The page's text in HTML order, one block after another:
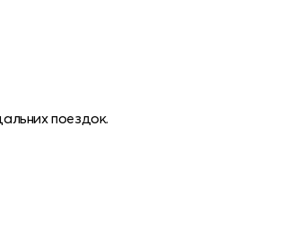
поездок.